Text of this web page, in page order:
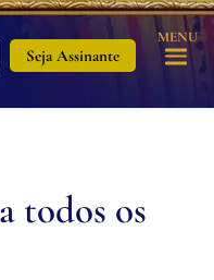
Seja Assinante
MENU
todos os